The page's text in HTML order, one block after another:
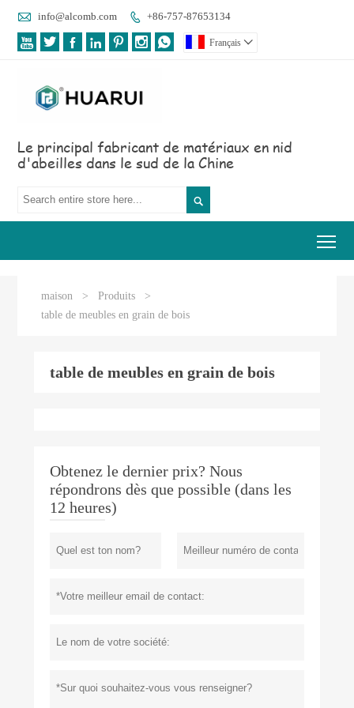
 info@alcomb.com  +86-757-87653134
       Français 
Le principal fabricant de matériaux en nid
d'abeilles dans le sud de la Chine

maison > Produits
>
table de meubles en grain de bois
table de meubles en grain de bois
Obtenez le dernier prix? Nous
répondrons dès que possible (dans les
12 heures)